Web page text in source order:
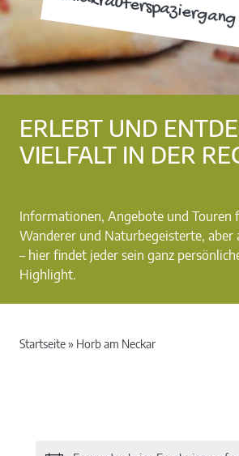
ERLEBT UND
VIELFALT IN DER
Informationen, Angebote und Touren
Wanderer und Naturbegeisterte, aber
– hier findet jeder sein ganz
Highlight.
Startseite» Horb am Neckar